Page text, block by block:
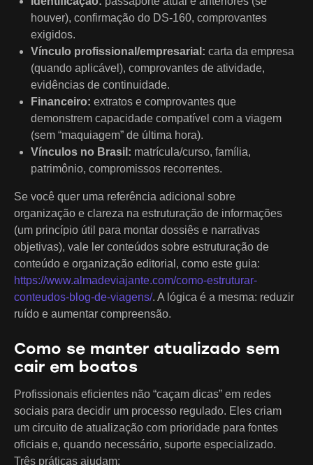
houver), confirmação do DS-160, comprovantes
exigidos.
Vínculo profissional/empresarial: carta da empresa
(quando aplicável), comprovantes de atividade,
evidências de continuidade.
Financeiro: extratos e comprovantes que
demonstrem capacidade compatível com a viagem
(sem “maquiagem” de última hora).
Vínculos no Brasil: matrícula/curso, família,
patrimônio, compromissos recorrentes.
Se você quer uma referência adicional sobre
organização e clareza na estruturação de informações
(um princípio útil para montar dossiês e narrativas
objetivas), vale ler conteúdos sobre estruturação de
conteúdo e organização editorial, como este guia:
https://www.almadeviajante.com/como-estruturar-
conteudos-blog-de-viagens/. A lógica é a mesma: reduzir
ruído e aumentar compreensão.
Como se manter atualizado sem
cair em boatos
Profissionais eficientes não “caçam dicas” em redes
sociais para decidir um processo regulado. Eles criam
um circuito de atualização com prioridade para fontes
oficiais e, quando necessário, suporte especializado.
Três práticas ajudam: